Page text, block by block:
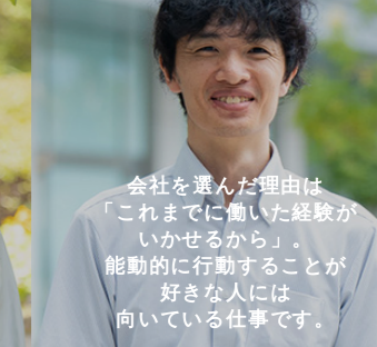
フットワークの軽さを活かし
お客様と密にやり取り。
将来的には後輩に信頼される
上司になりたい。